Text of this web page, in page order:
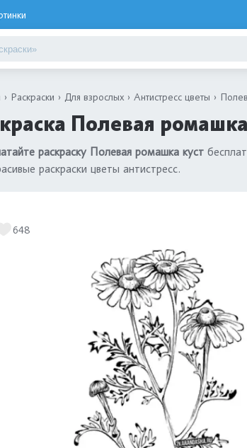
Раскраски Для взрослых Антистресс цветы
Полевая ромашка
раскраску Полевая ромашка куст
раскраски цветы антистресс.
648